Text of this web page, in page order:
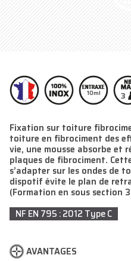
10ml 3
Fixation sur toiture
toiture en fibrociment des
vie, une mousse absorbe et
plaques de fibrociment.
s’adapter sur les ondes de
dispotif évite le plan de
(Formation en sous section
NF EN 795 : 2012 Type C
AVANTAGES